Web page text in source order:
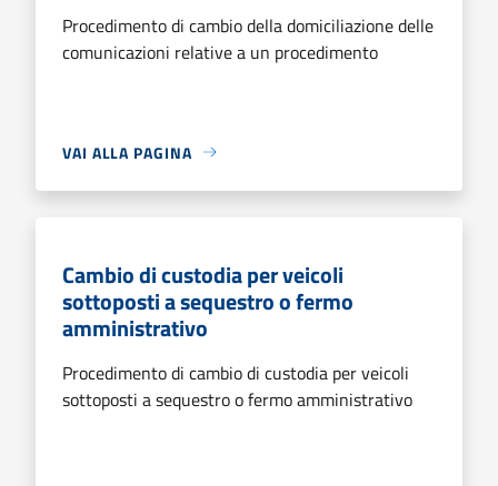
Procedimento di cambio della domiciliazione delle
comunicazioni relative a un procedimento
VAI ALLA PAGINA
Cambio di custodia per veicoli
sottoposti a sequestro o fermo
amministrativo
Procedimento di cambio di custodia per veicoli
sottoposti a sequestro o fermo amministrativo